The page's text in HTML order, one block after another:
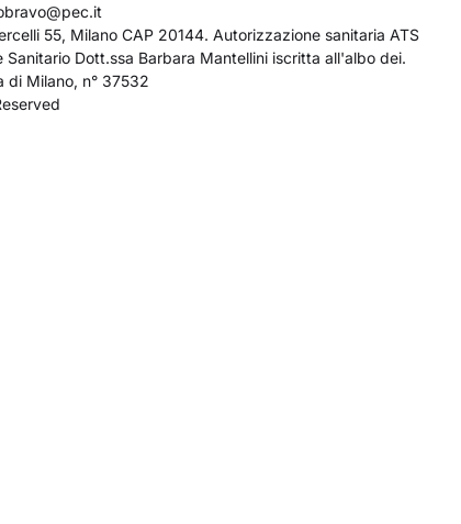
55, Milano CAP 20144. Autorizzazione sanitaria ATS
Dott.ssa Barbara Mantellini iscritta all'albo dei.
di Milano, n° 37532